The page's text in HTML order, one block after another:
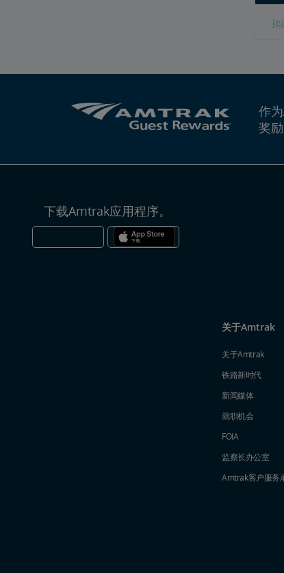
作
奖
下载Amtrak应用程序。
关于Amtrak
关于Amtrak
铁路新时代
新闻媒体
就职机会
FOIA
监察长办公室
Amtrak​​​​​​​客户服务